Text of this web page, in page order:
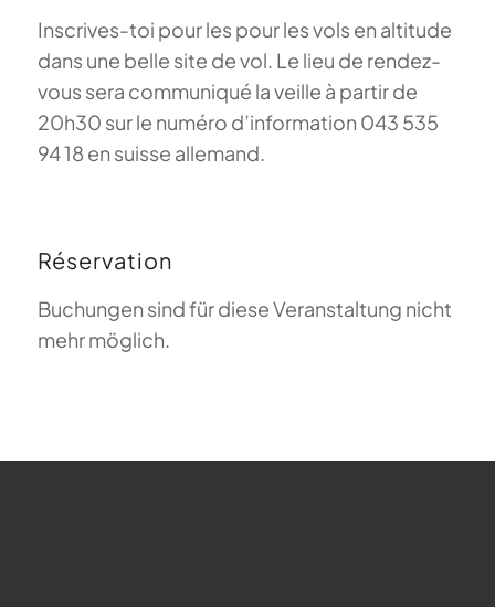
Inscrives-toi pour les pour les vols en altitude
dans une belle site de vol. Le lieu de rendez-
vous sera communiqué la veille à partir de
20h30 sur le numéro d’information 043 535
94 18 en suisse allemand.
Réservation
Buchungen sind für diese Veranstaltung nicht
mehr möglich.